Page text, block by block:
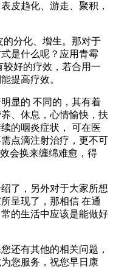
皮趋化、游走、聚积，
的分化、增生。那对于
是什么呢？应用青霉
好的疗效，若合用一
提高疗效。
显的 不同的，其有着
、休息，心情愉快，扶
的咽炎症状， 可在医
点滴注射治疗，更不可
会换来缠绵难愈，得
了，另外对于大家所想
呈现了，那相信 在通
的生活中应该是能做好
还有其他的相关问题，
您服务，祝您早日康